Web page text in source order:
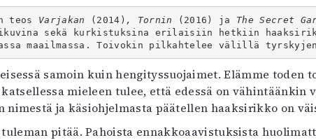
Levyt
Kirjat
English
Arkisto
teos Varjakan (2014) , Tornin (2016) ja The Secret
sekä kurkistuksina erilaisiin hetkiin
maailmassa. Toivokin pilkahtelee välillä
samoin kuin hengityssuojaimet. Elämme toden
mieleen tulee, että edessä on
nimestä ja käsiohjelmasta päätellen haaksirikko on
pitää. Pahoista ennakkoaavistuksista